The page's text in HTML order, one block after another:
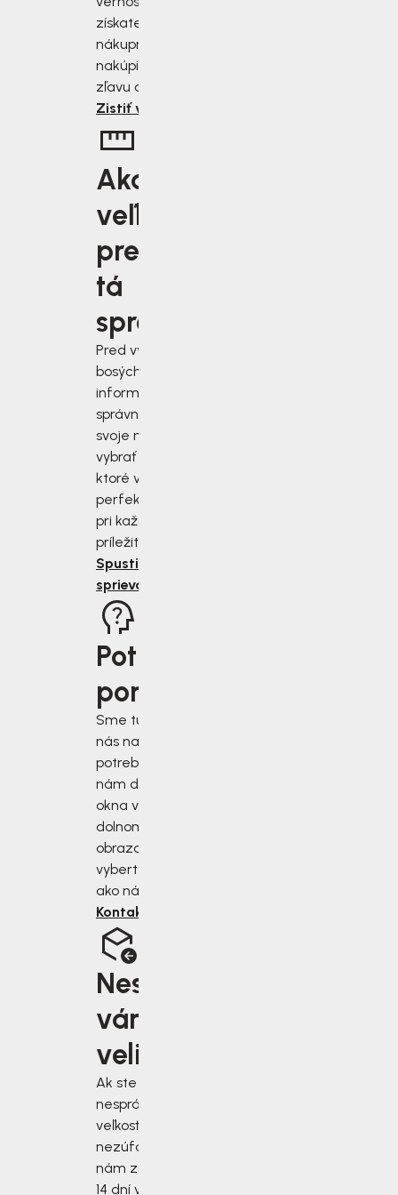
získate zľavu 2 až 10 % z
nákupnej ceny. Čím viac
nakúpite, tým väčšiu
zľavu od nás získate.
Zistiť viac
Aká
veľkosť je
pre vás
tá
správna?
Pred výberom
bosých topánok sa
informujte, ako
správne zmerať
svoje nohy a
vybrať si topánky,
ktoré vám budú
perfektne sedieť
pri každej
príležitosti.
Spustiť
sprievodcu
Potrebujete
poradiť?
Sme tu pre vás, keď
nás najviac
potrebujete. Napíšte
nám do chatového
okna v pravom
dolnom rohu
obrazovky alebo si
vyberte iný spôsob,
ako nás kontaktovať.
Kontaktujte nás
Nesedí
vám
velikost?
Ak ste si vybrali
nesprávnu
veľkosť,
nezúfajte! Stačí
nám zásielku do
14 dní vrátiť.